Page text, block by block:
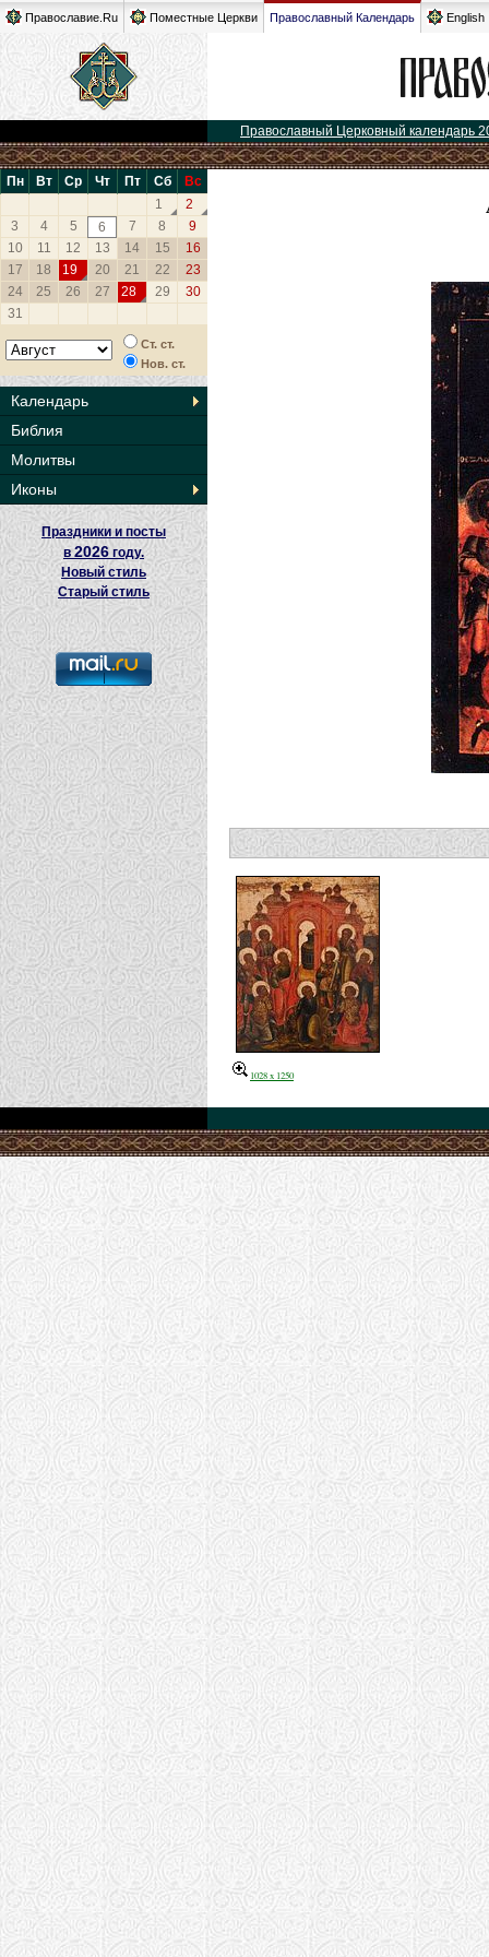
Православие.Ru Поместные Церкви Православный Календарь English
Православный Церковный календарь
Пн Вт Ср Чт Пт Сб
Вс
1
2
3
4 5 6 7 8
9
10
11 12 13 14 15
16
17
18 19 20 21 22
23
24
25 26 27 28 29
30
31
Ст. ст.
Нов. ст.
Календарь
Библия
Молитвы
Иконы
Праздники и посты
в2026 году.
Новый стиль
Старый стиль
1028 x 1250